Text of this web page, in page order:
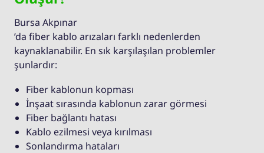
Bursa Akpınar
’da fiber kablo arızaları farklı nedenlerden
kaynaklanabilir. En sık karşılaşılan problemler
şunlardır:
Fiber kablonun kopması
İnşaat sırasında kablonun zarar görmesi
Fiber bağlantı hatası
Kablo ezilmesi veya kırılması
Sonlandırma hataları